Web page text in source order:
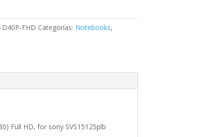
D40P-FHD Categorías: Notebooks,
Full HD, for sony SVS15125plb